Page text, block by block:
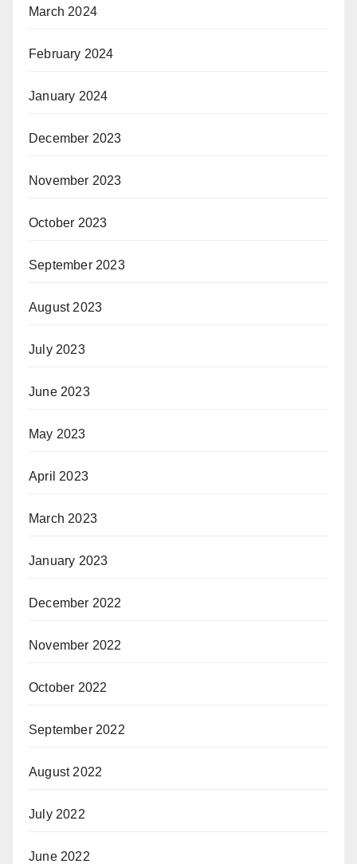
March 2024
February 2024
January 2024
December 2023
November 2023
October 2023
September 2023
August 2023
July 2023
June 2023
May 2023
April 2023
March 2023
January 2023
December 2022
November 2022
October 2022
September 2022
August 2022
July 2022
June 2022